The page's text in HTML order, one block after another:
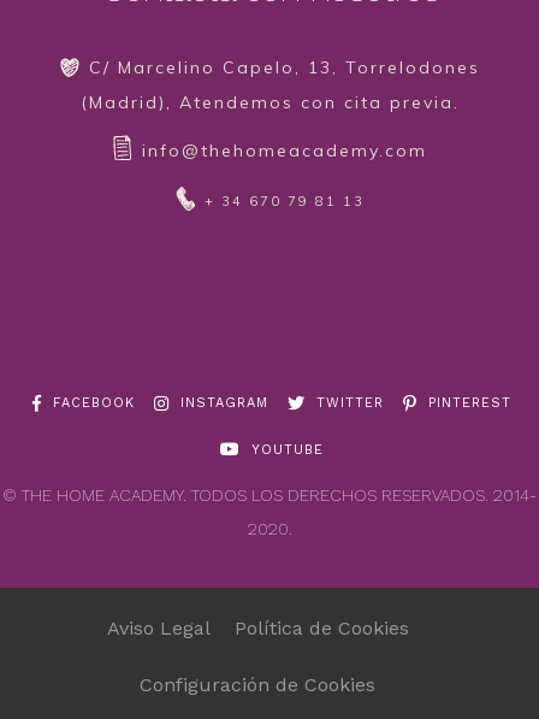
C/ Marcelino Capelo, 13, Torrelodones
(Madrid), Atendemos con cita previa.
info@thehomeacademy.com
+ 34 670 79 81 13
FACEBOOK INSTAGRAM TWITTER PINTEREST
YOUTUBE
© THE HOME ACADEMY. TODOS LOS DERECHOS RESERVADOS. 2014-
2020.
Aviso Legal Política de Cookies
Configuración de Cookies